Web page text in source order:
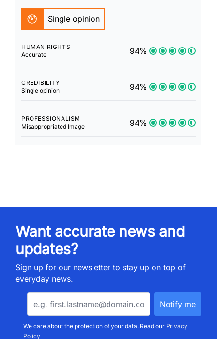
Single opinion
HUMAN RIGHTS
Accurate
94%
CREDIBILITY
Single opinion
94%
PROFESSIONALISM
Misappropriated Image
94%
Want accurate news and
updates?
Sign up for our newsletter to stay up on top of
everyday news.
We care about the protection of your data. Read our Privacy
Policy